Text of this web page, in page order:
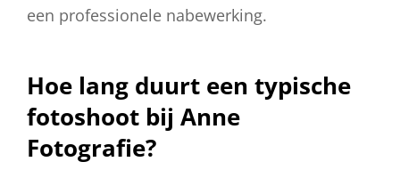
een professionele nabewerking.
Hoe lang duurt een typische
fotoshoot bij Anne
Fotografie?